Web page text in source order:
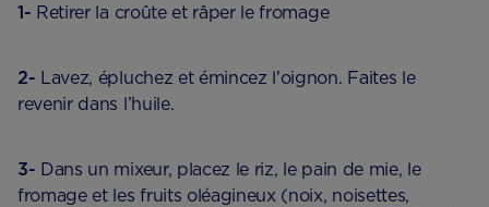
1- Retirer la croûte et râper le fromage
2- Lavez, épluchez et émincez l'oignon. Faites le
revenir dans l’huile.
3- Dans un mixeur, placez le riz, le pain de mie, le
fromage et les fruits oléagineux (noix, noisettes,